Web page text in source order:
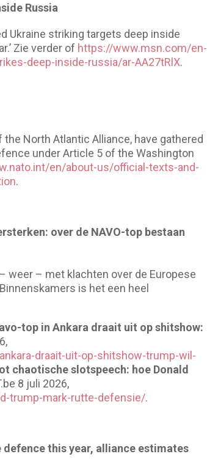
Russia
Ukraine striking targets deep inside
Zie verder of https://www.msn.com/en-
deep-inside-russia/ar-AA27tRlX.
the North Atlantic Alliance, have gathered
under Article 5 of the Washington
en/about-us/official-texts-and-
.
over de NAVO-top bestaan
weer – met klachten over de Europese
is het een heel
top in Ankara draait uit op shitshow:
draait-uit-op-shitshow-trump-wil-
chaotische slotspeech: hoe Donald
8 juli 2026,
trump-mark-rutte-defensie/.
defence this year, alliance estimates